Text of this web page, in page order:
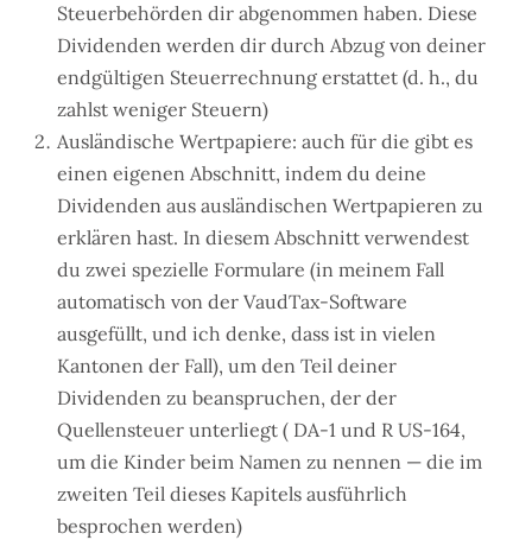
Steuerbehörden dir abgenommen haben. Diese
Dividenden werden dir durch Abzug von deiner
endgültigen Steuerrechnung erstattet (d. h., du
zahlst weniger Steuern)
Ausländische Wertpapiere: auch für die gibt es
einen eigenen Abschnitt, indem du deine
Dividenden aus ausländischen Wertpapieren zu
erklären hast. In diesem Abschnitt verwendest
du zwei spezielle Formulare (in meinem Fall
automatisch von der VaudTax-Software
ausgefüllt, und ich denke, dass ist in vielen
Kantonen der Fall), um den Teil deiner
Dividenden zu beanspruchen, der der
Quellensteuer unterliegt ( DA-1 und R US-164,
um die Kinder beim Namen zu nennen — die im
zweiten Teil dieses Kapitels ausführlich
besprochen werden)